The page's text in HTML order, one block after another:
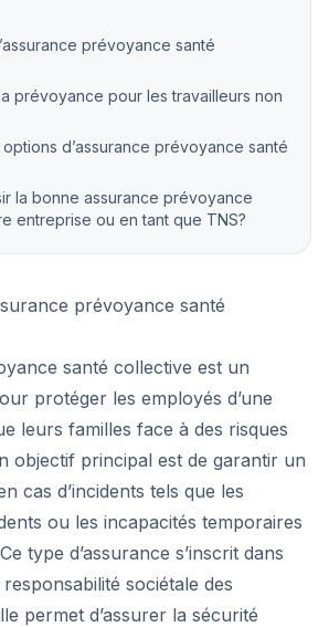
prévoyance santé
prévoyance pour les travailleurs non
d’assurance prévoyance santé
la bonne assurance prévoyance
entreprise ou en tant que TNS?
prévoyance santé
santé collective est un
protéger les employés d’une
leurs familles face à des risques
objectif principal est de garantir un
cas d’incidents tels que les
ou les incapacités temporaires
type d’assurance s’inscrit dans
sociétale des
permet d’assurer la sécurité